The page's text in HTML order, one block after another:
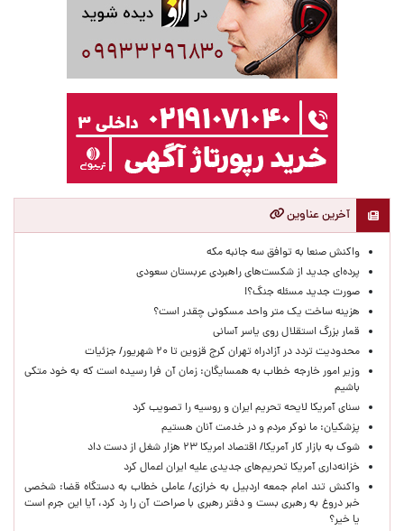
آخرین عناوین
واکنش صنعا به توافق سه جانبه مکه
پرده‌ای جدید از شکست‌های راهبردی عربستان سعودی
صورت جدید مسئله جنگ؟!
هزینه ساخت یک متر واحد مسکونی چقدر است؟
قمار بزرگ استقلال روی یاسر آسانی
محدودیت تردد در آزادراه تهران کرج قزوین تا ۲۰ شهریور/ جزئیات
وزیر امور خارجه خطاب به همسایگان: زمان آن فرا رسیده است که به خود متکی
باشیم
سنای آمریکا لایحه تحریم ایران و روسیه را تصویب کرد
پزشکیان: ما نوکر مردم و در خدمت آنان هستیم
شوک به بازار کار آمریکا/ اقتصاد امریکا ۲۳ هزار شغل از دست داد
خزانه‌داری آمریکا تحریم‌های جدیدی علیه ایران اعمال کرد
واکنش تند امام جمعه اردبیل به خرازی/ عاملی خطاب به دستگاه قضا: شخصی
خبر دروغ به رهبری بست و دفتر رهبری با صراحت آن را رد کرد، آیا این جرم است
یا خیر؟